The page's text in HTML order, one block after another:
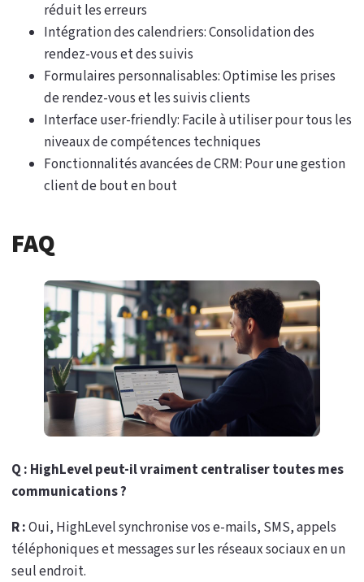
réduit les erreurs
Intégration des calendriers: Consolidation des
rendez-vous et des suivis
Formulaires personnalisables: Optimise les prises
de rendez-vous et les suivis clients
Interface user-friendly: Facile à utiliser pour tous les
niveaux de compétences techniques
Fonctionnalités avancées de CRM: Pour une gestion
client de bout en bout
FAQ
Q : HighLevel peut-il vraiment centraliser toutes mes
communications ?
R :Oui, HighLevel synchronise vos e-mails, SMS, appels
téléphoniques et messages sur les réseaux sociaux en un
seul endroit.